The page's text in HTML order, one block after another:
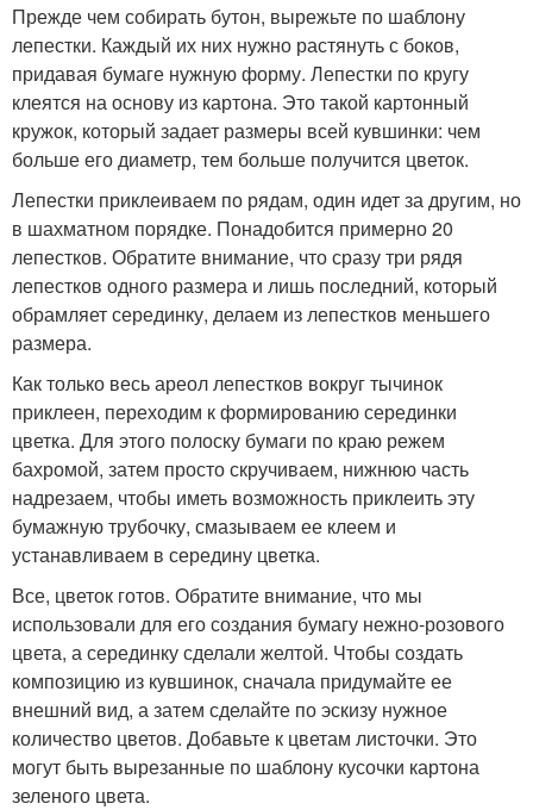
Прежде чем собирать бутон, вырежьте по шаблону
лепестки. Каждый их них нужно растянуть с боков,
придавая бумаге нужную форму. Лепестки по кругу
клеятся на основу из картона. Это такой картонный
кружок, который задает размеры всей кувшинки: чем
больше его диаметр, тем больше получится цветок.
Лепестки приклеиваем по рядам, один идет за другим, но
в шахматном порядке. Понадобится примерно 20
лепестков. Обратите внимание, что сразу три рядя
лепестков одного размера и лишь последний, который
обрамляет серединку, делаем из лепестков меньшего
размера.
Как только весь ареол лепестков вокруг тычинок
приклеен, переходим к формированию серединки
цветка. Для этого полоску бумаги по краю режем
бахромой, затем просто скручиваем, нижнюю часть
надрезаем, чтобы иметь возможность приклеить эту
бумажную трубочку, смазываем ее клеем и
устанавливаем в середину цветка.
Все, цветок готов. Обратите внимание, что мы
использовали для его создания бумагу нежно-розового
цвета, а серединку сделали желтой. Чтобы создать
композицию из кувшинок, сначала придумайте ее
внешний вид, а затем сделайте по эскизу нужное
количество цветов. Добавьте к цветам листочки. Это
могут быть вырезанные по шаблону кусочки картона
зеленого цвета.